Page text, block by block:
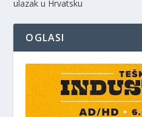
ulazak u Hrvatsku
OGLASI